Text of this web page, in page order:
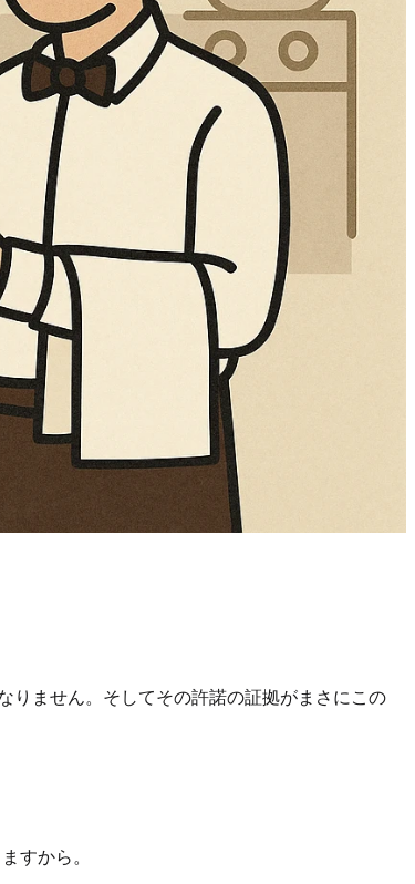
りません。そしてその許諾の証拠がまさにこの
すから。